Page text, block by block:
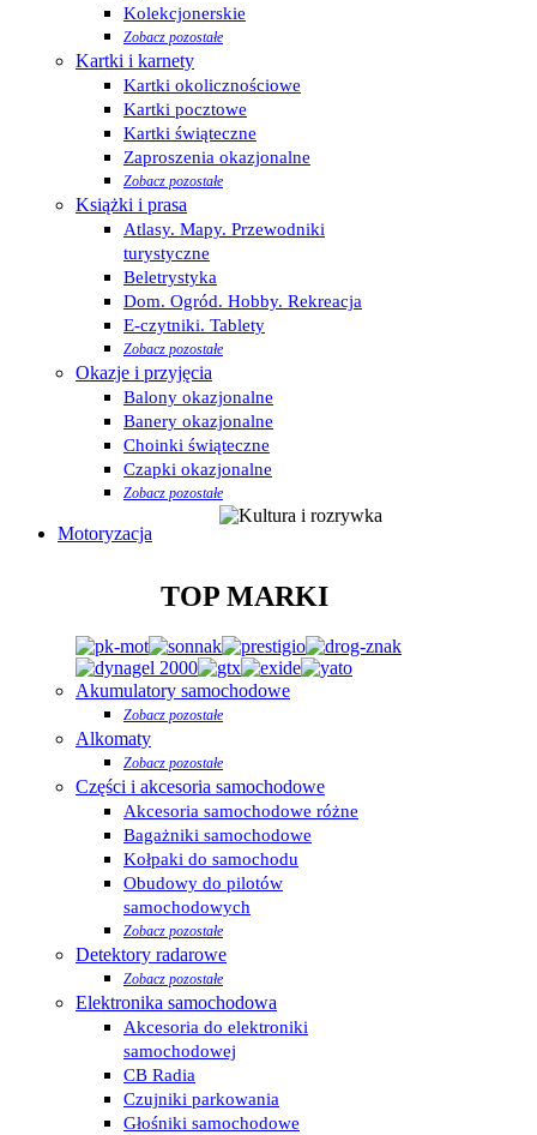
Kolekcjonerskie
Zobacz pozostałe
Kartki i karnety
Kartki okolicznościowe
Kartki pocztowe
Kartki świąteczne
Zaproszenia okazjonalne
Zobacz pozostałe
Książki i prasa
Atlasy. Mapy. Przewodniki
turystyczne
Beletrystyka
Dom. Ogród. Hobby. Rekreacja
E-czytniki. Tablety
Zobacz pozostałe
Okazje i przyjęcia
Balony okazjonalne
Banery okazjonalne
Choinki świąteczne
Czapki okazjonalne
Zobacz pozostałe
Motoryzacja
TOP MARKI
Akumulatory samochodowe
Zobacz pozostałe
Alkomaty
Zobacz pozostałe
Części i akcesoria samochodowe
Akcesoria samochodowe różne
Bagażniki samochodowe
Kołpaki do samochodu
Obudowy do pilotów
samochodowych
Zobacz pozostałe
Detektory radarowe
Zobacz pozostałe
Elektronika samochodowa
Akcesoria do elektroniki
samochodowej
CB Radia
Czujniki parkowania
Głośniki samochodowe